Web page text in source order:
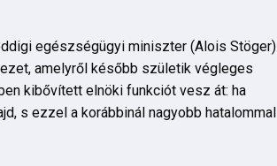
egészségügyi miniszter (Alois Stöger)
amelyről később születik végleges
kibővített elnöki funkciót vesz át: ha
s ezzel a korábbinál nagyobb hatalommal